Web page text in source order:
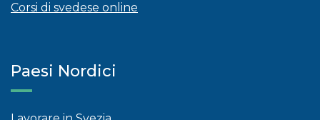
Corsi di svedese online
Paesi Nordici